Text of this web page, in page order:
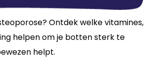
Ontdek welke vitamines,
helpen om je botten sterk te
helpt.